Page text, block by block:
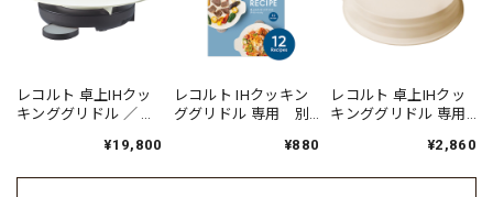
レコルト 卓上IHクッ
キンググリドル ／ グ
¥19,800
レコルト IHクッキン
ググリドル 専用 別
¥880
レコルト 卓上IHクッ
キンググリドル 専用
¥2,860